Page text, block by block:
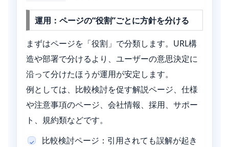
運用：ページの“役割”ごとに方針を分ける
まずはページを「役割」で分類します。URL構
造や部署で分けるより、ユーザーの意思決定に
沿って分けたほうが運用が安定します。
例としては、比較検討を促す解説ページ、仕様
や注意事項のページ、会社情報、採用、サポー
ト、規約類などです。
比較検討ページ：引用されても誤解が起き